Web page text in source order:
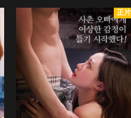
正片